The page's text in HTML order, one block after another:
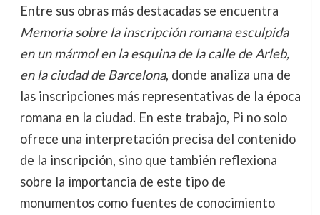
Entre sus obras más destacadas se encuentra
Memoria sobre la inscripción romana esculpida
en un mármol en la esquina de la calle de Arleb,
en la ciudad de Barcelona, donde analiza una de
las inscripciones más representativas de la época
romana en la ciudad. En este trabajo, Pi no solo
ofrece una interpretación precisa del contenido
de la inscripción, sino que también reflexiona
sobre la importancia de este tipo de
monumentos como fuentes de conocimiento